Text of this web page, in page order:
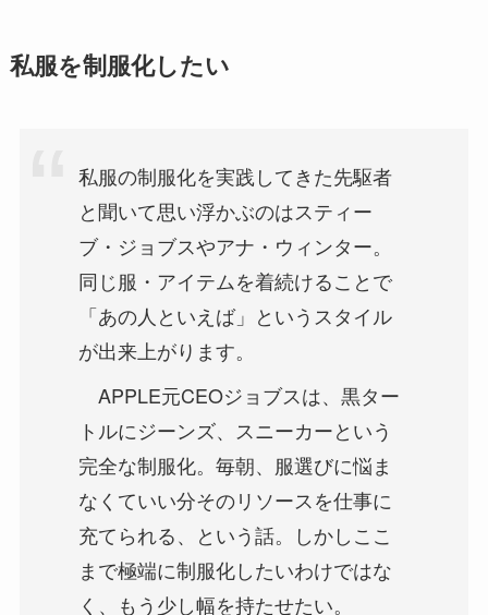
私服を制服化したい
私服の制服化を実践してきた先駆者
と聞いて思い浮かぶのはスティー
ブ・ジョブスやアナ・ウィンター。
同じ服・アイテムを着続けることで
「あの人といえば」というスタイル
が出来上がります。
APPLE元CEOジョブスは、黒ター
トルにジーンズ、スニーカーという
完全な制服化。毎朝、服選びに悩ま
なくていい分そのリソースを仕事に
充てられる、という話。しかしここ
まで極端に制服化したいわけではな
く、もう少し幅を持たせたい。